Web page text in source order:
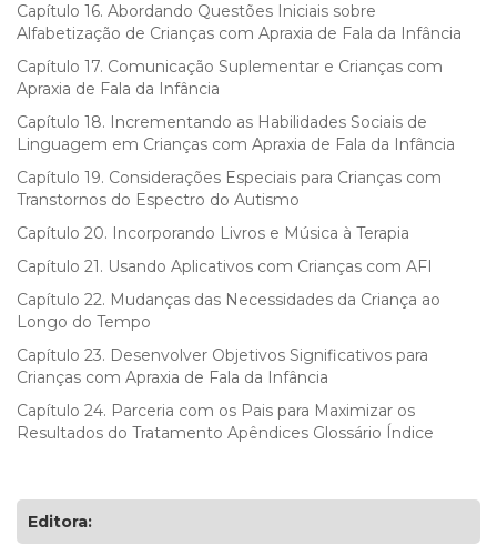
Capítulo 16. Abordando Questões Iniciais sobre
Alfabetização de Crianças com Apraxia de Fala da Infância
Capítulo 17. Comunicação Suplementar e Crianças com
Apraxia de Fala da Infância
Capítulo 18. Incrementando as Habilidades Sociais de
Linguagem em Crianças com Apraxia de Fala da Infância
Capítulo 19. Considerações Especiais para Crianças com
Transtornos do Espectro do Autismo
Capítulo 20. Incorporando Livros e Música à Terapia
Capítulo 21. Usando Aplicativos com Crianças com AFI
Capítulo 22. Mudanças das Necessidades da Criança ao
Longo do Tempo
Capítulo 23. Desenvolver Objetivos Significativos para
Crianças com Apraxia de Fala da Infância
Capítulo 24. Parceria com os Pais para Maximizar os
Resultados do Tratamento Apêndices Glossário Índice
Editora: